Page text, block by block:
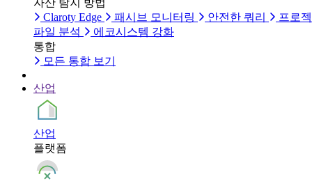
자산 탐지 방법
Claroty Edge
패시브 모니터링 안전한 쿼리
프로
파일 분석
에코시스템 강화
통합
모든 통합 보기
산업
산업
플랫폼